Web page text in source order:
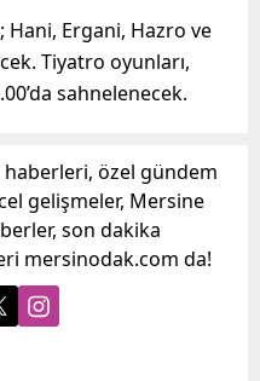
Hani, Ergani, Hazro ve
Tiyatro oyunları,
sahnelenecek.
özel gündem
gelişmeler, Mersine
son dakika
mersinodak.com da!